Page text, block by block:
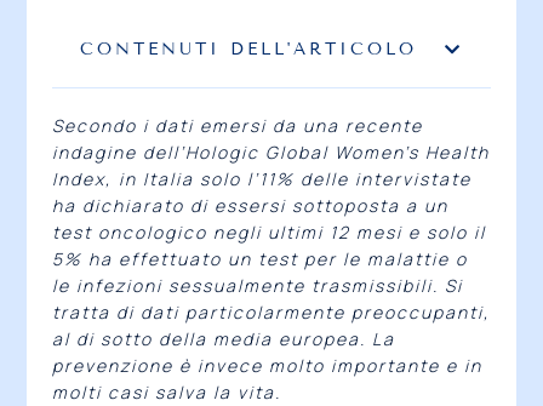
CONTENUTI DELL'ARTICOLO
Secondo i dati emersi da una recente
indagine dell’Hologic Global Women’s Health
Index, in Italia solo l’11% delle intervistate
ha dichiarato di essersi sottoposta a un
test oncologico negli ultimi 12 mesi e solo il
5% ha effettuato un test per le malattie o
le infezioni sessualmente trasmissibili. Si
tratta di dati particolarmente preoccupanti,
al di sotto della media europea. La
prevenzione è invece molto importante e in
molti casi salva la vita.